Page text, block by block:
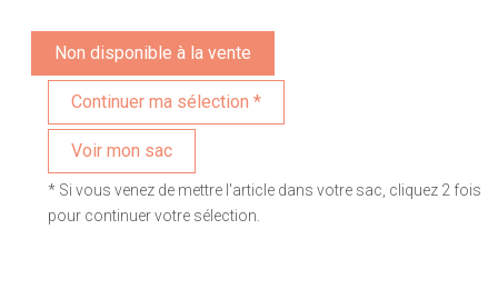
Non disponible à la vente
Voir mon sac
* Si vous venez de mettre l'article dans votre sac, cliquez 2 fois
pour continuer votre sélection.